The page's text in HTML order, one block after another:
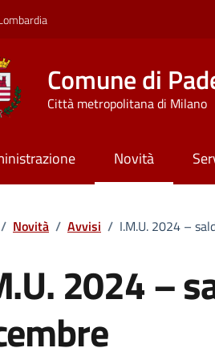
Comune di
Città metropolitana di Milano
Novità
/ Novità / Avvisi / I.M.U. 2024 –
2024 –